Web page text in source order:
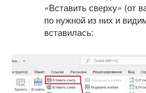
«Вставить сверху» (от
по нужной из них и
вставилась: